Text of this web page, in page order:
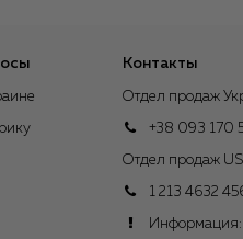
Контакты
Отдел продаж
+38 093 170
Отдел продаж
1 213 4632
Информация: